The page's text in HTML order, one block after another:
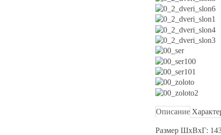
Описание
Размер ШхВхГ: